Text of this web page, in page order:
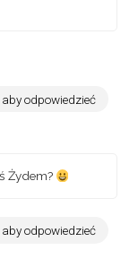
odpowiedzieć
Żydem?
odpowiedzieć